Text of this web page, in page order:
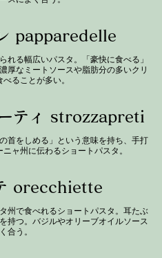
papparedelle
れる幅広いパスタ。「豪快に食べる」
厚なミートソースや脂肪分の多いクリ
ティ strozzapreti
首をしめる」という意味を持ち、手打
ャ州に伝わるショートパスタ。
orecchiette
州で食べれるショートパスタ。耳たぶ
持つ。バジルやオリーブオイルソース
合う。